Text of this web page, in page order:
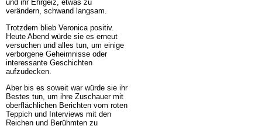
und ihr Ehrgeiz, etwas zu
verändern, schwand langsam.
Trotzdem blieb Veronica positiv.
Heute Abend würde sie es erneut
versuchen und alles tun, um einige
verborgene Geheimnisse oder
interessante Geschichten
aufzudecken.
Aber bis es soweit war würde sie ihr
Bestes tun, um ihre Zuschauer mit
oberflächlichen Berichten vom roten
Teppich und Interviews mit den
Reichen und Berühmten zu